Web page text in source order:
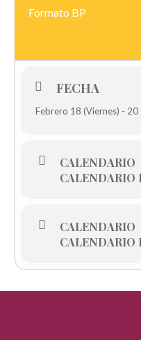
Formato BP
FECHA
Febrero 18 (Viernes) - 20
CALENDARIO
CALENDARIO
CALENDARIO
CALENDARIO